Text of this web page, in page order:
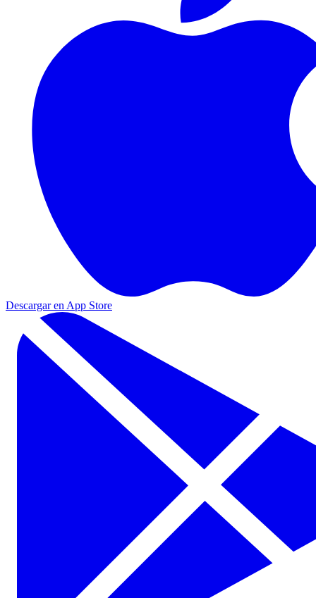
Descargar en App Store